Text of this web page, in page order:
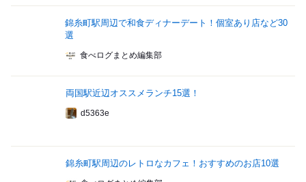
錦糸町駅周辺で和食ディナーデート！個室あり店など30
選
食べログまとめ編集部
両国駅近辺オススメランチ15選！
d5363e
錦糸町駅周辺のレトロなカフェ！おすすめのお店10選